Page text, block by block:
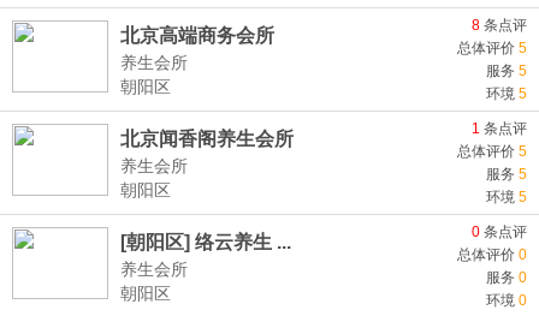
北京高端商务会所
养生会所
朝阳区
8 条点评
总体评价 5
服务 5
环境 5
北京闻香阁养生会所
养生会所
朝阳区
1 条点评
总体评价 5
服务 5
环境 5
[朝阳区] 络云养生 ...
养生会所
朝阳区
0 条点评
总体评价 0
服务 0
环境 0